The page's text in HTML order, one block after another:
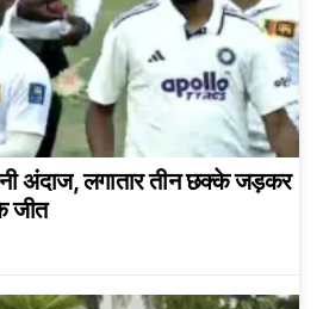
अंदाज, लगातार तीन छक्के जड़कर
जीत